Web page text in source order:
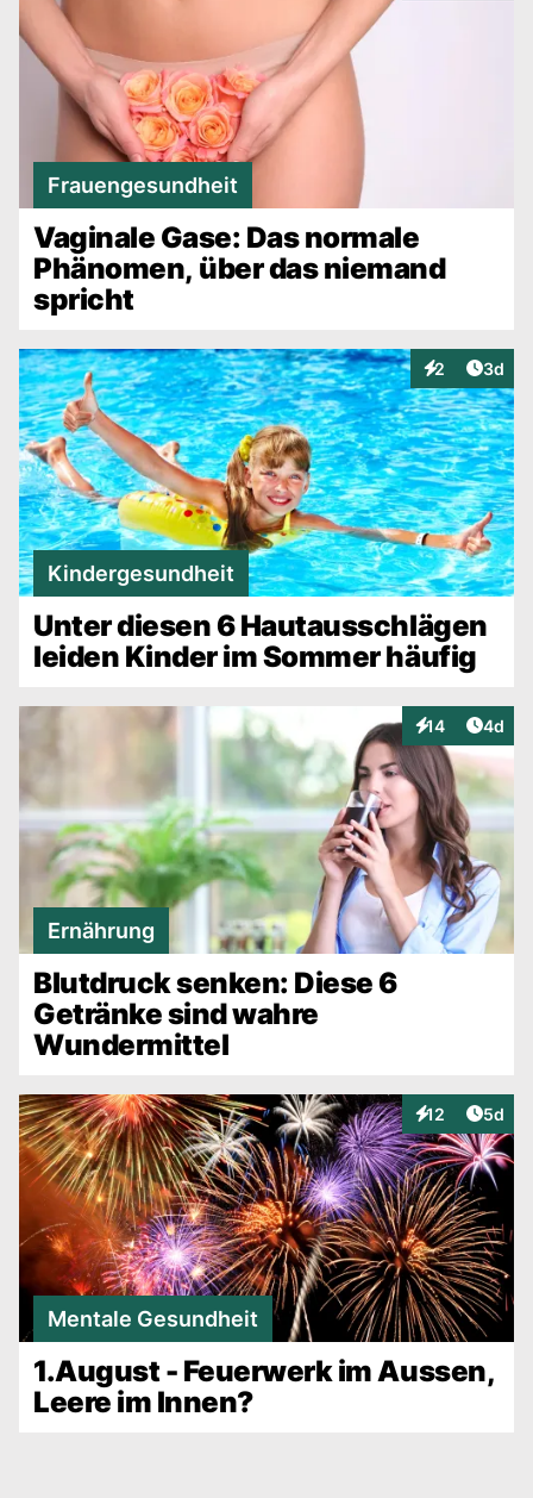
Frauengesundheit
Vaginale Gase: Das normale
Phänomen, über das niemand
spricht
2
Interaktionen
3d
Kindergesundheit
Unter diesen 6 Hautausschlägen
leiden Kinder im Sommer häufig
14
Interaktionen
4d
Ernährung
Blutdruck senken: Diese 6
Getränke sind wahre
Wundermittel
12
Interaktionen
5d
Mentale Gesundheit
1.August - Feuerwerk im Aussen,
Leere im Innen?